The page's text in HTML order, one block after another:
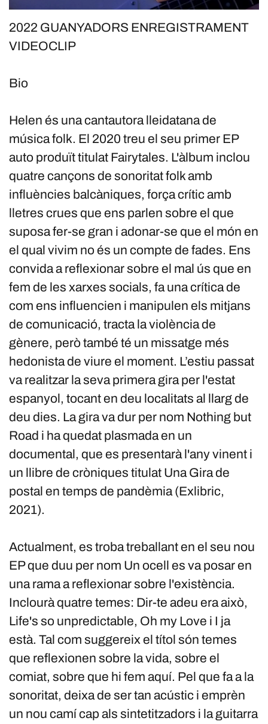
2022 GUANYADORS ENREGISTRAMENT
VIDEOCLIP
Bio
Helen és una cantautora lleidatana de
música folk. El 2020 treu el seu primer EP
auto produït titulat Fairytales. L'àlbum inclou
quatre cançons de sonoritat folk amb
influències balcàniques, força crític amb
lletres crues que ens parlen sobre el que
suposa fer-se gran i adonar-se que el món en
el qual vivim no és un compte de fades. Ens
convida a reflexionar sobre el mal ús que en
fem de les xarxes socials, fa una crítica de
com ens influencien i manipulen els mitjans
de comunicació, tracta la violència de
gènere, però també té un missatge més
hedonista de viure el moment. L’estiu passat
va realitzar la seva primera gira per l'estat
espanyol, tocant en deu localitats al llarg de
deu dies. La gira va dur per nom Nothing but
Road i ha quedat plasmada en un
documental, que es presentarà l'any vinent i
un llibre de cròniques titulat Una Gira de
postal en temps de pandèmia (Exlibric,
2021).
Actualment, es troba treballant en el seu nou
EP que duu per nom Un ocell es va posar en
una rama a reflexionar sobre l'existència.
Inclourà quatre temes: Dir-te adeu era això,
Life's so unpredictable, Oh my Love i I ja
està. Tal com suggereix el títol són temes
que reflexionen sobre la vida, sobre el
comiat, sobre que hi fem aquí. Pel que fa a la
sonoritat, deixa de ser tan acústic i emprèn
un nou camí cap als sintetitzadors i la guitarra